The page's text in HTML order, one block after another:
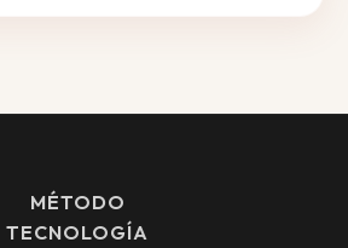
MÉTODO
TECNOLOGÍA